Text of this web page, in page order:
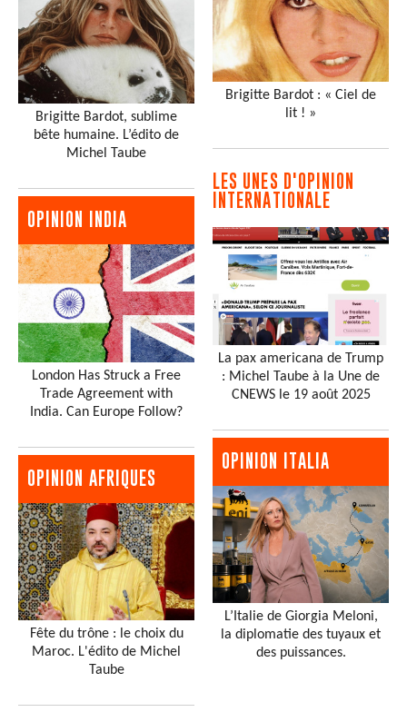
Brigitte Bardot, sublime
bête humaine. L’édito de
Michel Taube
OPINION INDIA
London Has Struck a Free
Trade Agreement with
India. Can Europe Follow?
OPINION AFRIQUES
Fête du trône : le choix du
Maroc. L'édito de Michel
Taube
Brigitte Bardot : « Ciel de
lit ! »
LES UNES D'OPINION
INTERNATIONALE
La pax americana de Trump
: Michel Taube à la Une de
CNEWS le 19 août 2025
OPINION ITALIA
L’Italie de Giorgia Meloni,
la diplomatie des tuyaux et
des puissances.